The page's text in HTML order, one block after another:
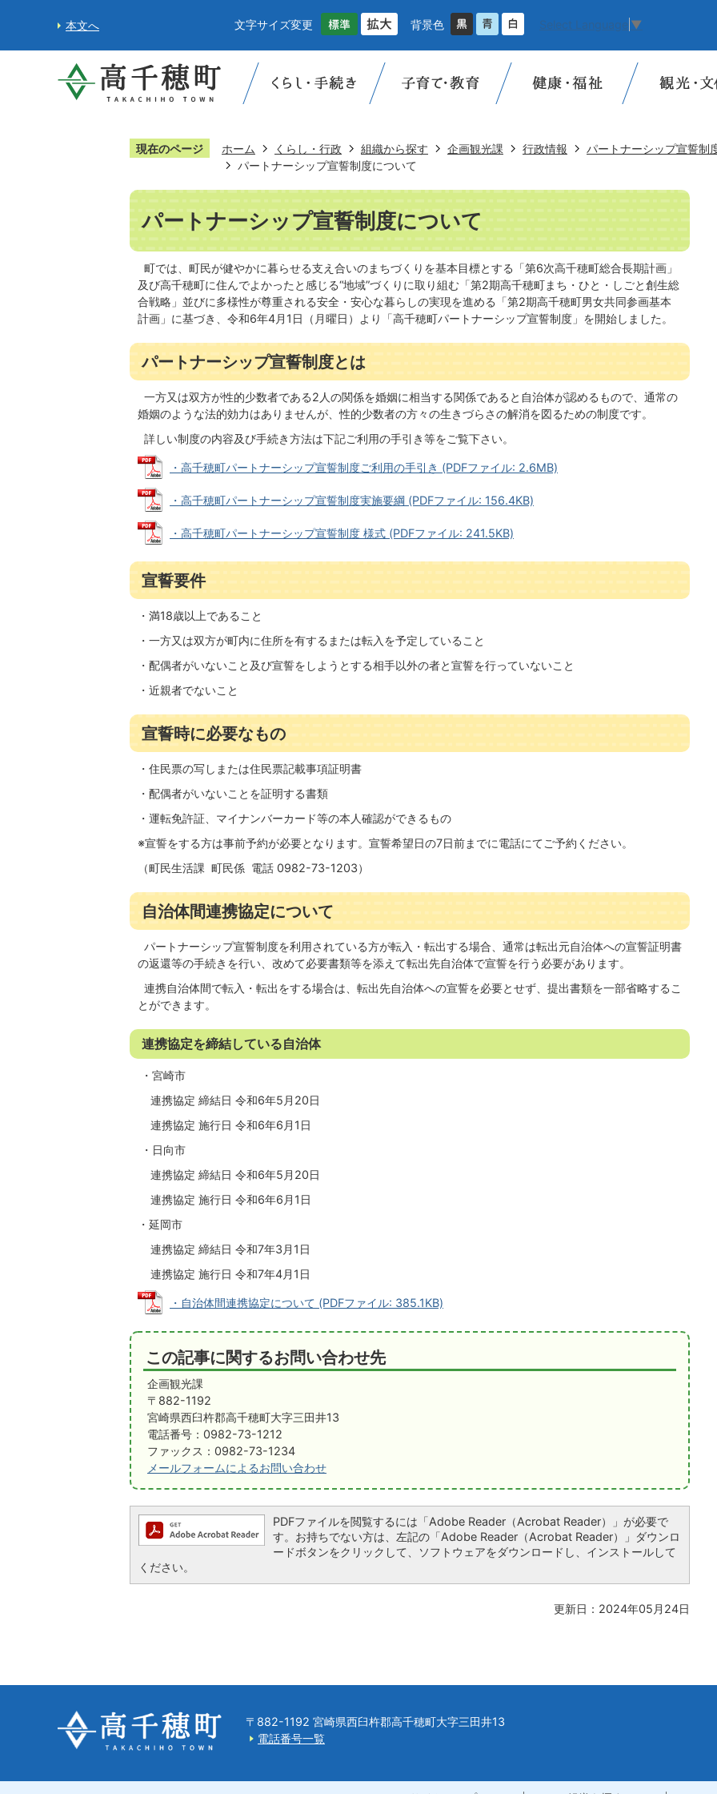
本文へ 文字サイズ変更 背景色 Select Language ▼
現在のページ ホーム くらし・行政 組織から探す 企画観光課 行政情報
パートナーシップ宣誓制
パートナーシップ宣誓制度について
パートナーシップ宣誓制度について
町では、町民が健やかに暮らせる支え合いのまちづくりを基本目標とする「第6次高千穂町総合長期計画」
及び高千穂町に住んでよかったと感じる“地域”づくりに取り組む「第2期高千穂町まち・ひと・しごと創生総
合戦略」並びに多様性が尊重される安全・安心な暮らしの実現を進める「第2期高千穂町男女共同参画基本
計画」に基づき、令和6年4月1日（月曜日）より「高千穂町パートナーシップ宣誓制度」を開始しました。
パートナーシップ宣誓制度とは
一方又は双方が性的少数者である2人の関係を婚姻に相当する関係であると自治体が認めるもので、通常の
婚姻のような法的効力はありませんが、性的少数者の方々の生きづらさの解消を図るための制度です。
詳しい制度の内容及び手続き方法は下記ご利用の手引き等をご覧下さい。
・高千穂町パートナーシップ宣誓制度ご利用の手引き (PDFファイル: 2.6MB)
・高千穂町パートナーシップ宣誓制度実施要綱 (PDFファイル: 156.4KB)
・高千穂町パートナーシップ宣誓制度 様式 (PDFファイル: 241.5KB)
宣誓要件
・満18歳以上であること
・一方又は双方が町内に住所を有するまたは転入を予定していること
・配偶者がいないこと及び宣誓をしようとする相手以外の者と宣誓を行っていないこと
・近親者でないこと
宣誓時に必要なもの
・住民票の写しまたは住民票記載事項証明書
・配偶者がいないことを証明する書類
・運転免許証、マイナンバーカード等の本人確認ができるもの
※宣誓をする方は事前予約が必要となります。宣誓希望日の7日前までに電話にてご予約ください。
（町民生活課 町民係 電話 0982-73-1203）
自治体間連携協定について
パートナーシップ宣誓制度を利用されている方が転入・転出する場合、通常は転出元自治体への宣誓証明書
の返還等の手続きを行い、改めて必要書類等を添えて転出先自治体で宣誓を行う必要があります。
連携自治体間で転入・転出をする場合は、転出先自治体への宣誓を必要とせず、提出書類を一部省略するこ
とができます。
連携協定を締結している自治体
・宮崎市
連携協定 締結日 令和6年5月20日
連携協定 施行日 令和6年6月1日
・日向市
連携協定 締結日 令和6年5月20日
連携協定 施行日 令和6年6月1日
・延岡市
連携協定 締結日 令和7年3月1日
連携協定 施行日 令和7年4月1日
・自治体間連携協定について (PDFファイル: 385.1KB)
この記事に関するお問い合わせ先
企画観光課
〒882-1192
宮崎県西臼杵郡高千穂町大字三田井13
電話番号：0982-73-1212
ファックス：0982-73-1234
メールフォームによるお問い合わせ
PDFファイルを閲覧するには「Adobe Reader（Acrobat Reader）」が必要で
す。お持ちでない方は、左記の「Adobe Reader（Acrobat Reader）」ダウンロ
ードボタンをクリックして、ソフトウェアをダウンロードし、インストールして
ください。
更新日：2024年05月24日
〒882-1192 宮崎県西臼杵郡高千穂町大字三田井13
電話番号一覧